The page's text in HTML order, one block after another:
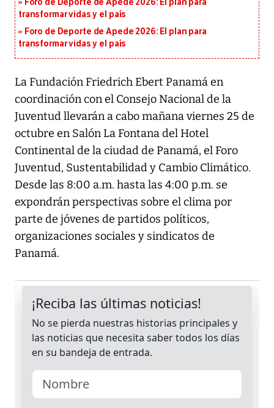
Foro de Deporte de Apede 2026: El plan para
transformar vidas y el país
Foro de Deporte de Apede 2026: El plan para
transformar vidas y el país
La Fundación Friedrich Ebert Panamá en
coordinación con el Consejo Nacional de la
Juventud llevarán a cabo mañana viernes 25 de
octubre en Salón La Fontana del Hotel
Continental de la ciudad de Panamá, el Foro
Juventud, Sustentabilidad y Cambio Climático.
Desde las 8:00 a.m. hasta las 4:00 p.m. se
expondrán perspectivas sobre el clima por
parte de jóvenes de partidos políticos,
organizaciones sociales y sindicatos de
Panamá.